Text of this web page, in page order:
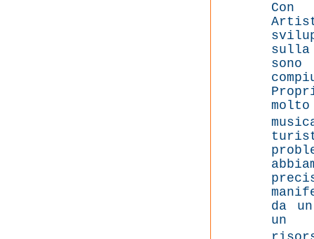
Con
da
un